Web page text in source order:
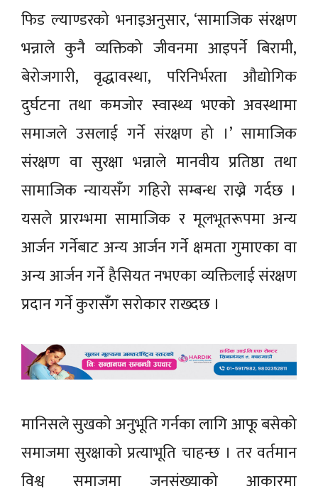
फिड ल्याण्डरको भनाइअनुसार, ‘सामाजिक संरक्षण
भन्नाले कुनै व्यक्तिको जीवनमा आइपर्ने बिरामी,
बेरोजगारी, वृद्धावस्था, परिनिर्भरता औद्योगिक
दुर्घटना तथा कमजोर स्वास्थ्य भएको अवस्थामा
समाजले उसलाई गर्ने संरक्षण हो ।’ सामाजिक
संरक्षण वा सुरक्षा भन्नाले मानवीय प्रतिष्ठा तथा
सामाजिक न्यायसँग गहिरो सम्बन्ध राख्ने गर्दछ ।
यसले प्रारम्भमा सामाजिक र मूलभूतरूपमा अन्य
आर्जन गर्नेबाट अन्य आर्जन गर्ने क्षमता गुमाएका वा
अन्य आर्जन गर्ने हैसियत नभएका व्यक्तिलाई संरक्षण
प्रदान गर्ने कुरासँग सरोकार राख्दछ ।
मानिसले सुखको अनुभूति गर्नका लागि आफू बसेको
समाजमा सुरक्षाको प्रत्याभूति चाहन्छ । तर वर्तमान
विश्व समाजमा जनसंख्याको आकारमा